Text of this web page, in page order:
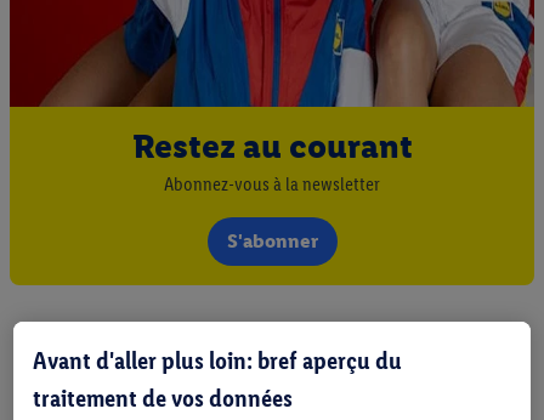
Restez au courant
Abonnez-vous à la newsletter
S'abonner
Avant d'aller plus loin: bref aperçu du
traitement de vos données